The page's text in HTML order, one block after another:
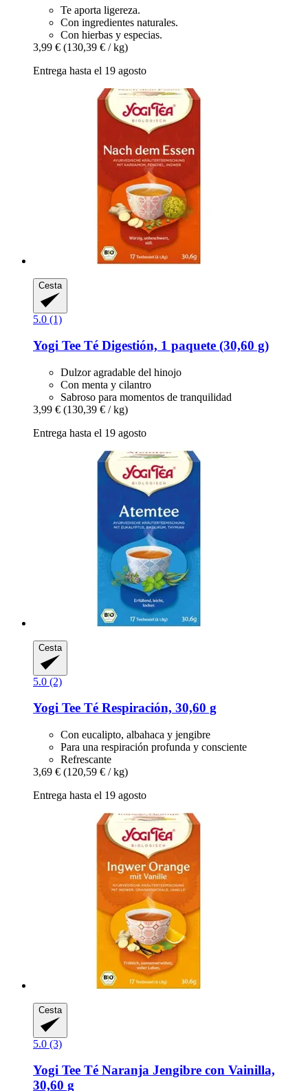
Te aporta ligereza.
Con ingredientes naturales.
Con hierbas y especias.
3,99 € (130,39 € / kg)
Entrega hasta el 19 agosto
Cesta
5.0 (1)
Yogi Tee Té Digestión, 1 paquete (30,60 g)
Dulzor agradable del hinojo
Con menta y cilantro
Sabroso para momentos de tranquilidad
3,99 € (130,39 € / kg)
Entrega hasta el 19 agosto
Cesta
5.0 (2)
Yogi Tee Té Respiración, 30,60 g
Con eucalipto, albahaca y jengibre
Para una respiración profunda y consciente
Refrescante
3,69 € (120,59 € / kg)
Entrega hasta el 19 agosto
Cesta
5.0 (3)
Yogi Tee Té Naranja Jengibre con Vainilla,
30,60 g